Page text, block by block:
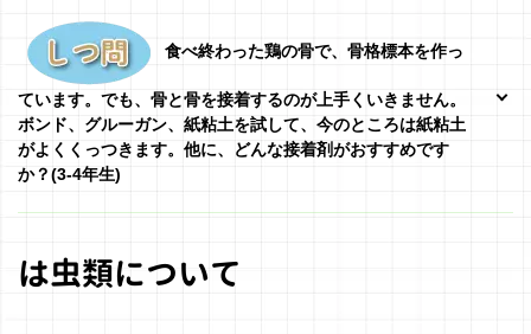
食べ終わった鶏の骨で、骨格標本を作っ
ています。でも、骨と骨を接着するのが上手くいきません。
ボンド、グルーガン、紙粘土を試して、今のところは紙粘土
がよくくっつきます。他に、どんな接着剤がおすすめです
か？(3-4年生)
は虫類について